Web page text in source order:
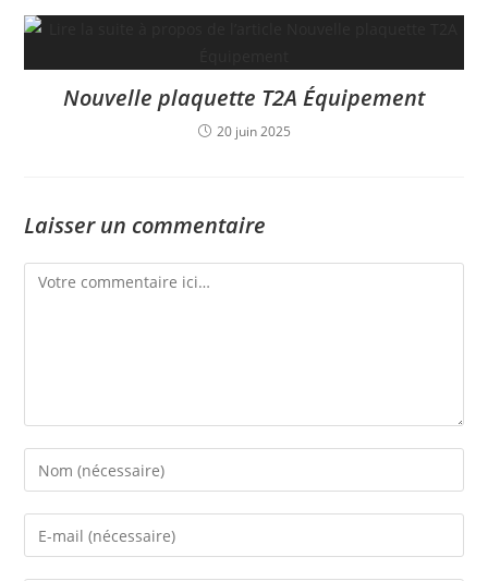
Nouvelle plaquette T2A Équipement
20 juin 2025
Laisser un commentaire